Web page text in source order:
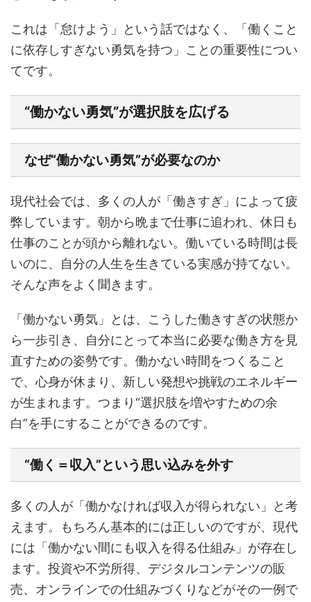
これは「怠けよう」という話ではなく、「働くこと
に依存しすぎない勇気を持つ」ことの重要性につい
てです。
“働かない勇気”が選択肢を広げる
なぜ“働かない勇気”が必要なのか
現代社会では、多くの人が「働きすぎ」によって疲
弊しています。朝から晩まで仕事に追われ、休日も
仕事のことが頭から離れない。働いている時間は長
いのに、自分の人生を生きている実感が持てない。
そんな声をよく聞きます。
「働かない勇気」とは、こうした働きすぎの状態か
ら一歩引き、自分にとって本当に必要な働き方を見
直すための姿勢です。働かない時間をつくること
で、心身が休まり、新しい発想や挑戦のエネルギー
が生まれます。つまり“選択肢を増やすための余
白”を手にすることができるのです。
“働く＝収入”という思い込みを外す
多くの人が「働かなければ収入が得られない」と考
えます。もちろん基本的には正しいのですが、現代
には「働かない間にも収入を得る仕組み」が存在し
ます。投資や不労所得、デジタルコンテンツの販
売、オンラインでの仕組みづくりなどがその一例で